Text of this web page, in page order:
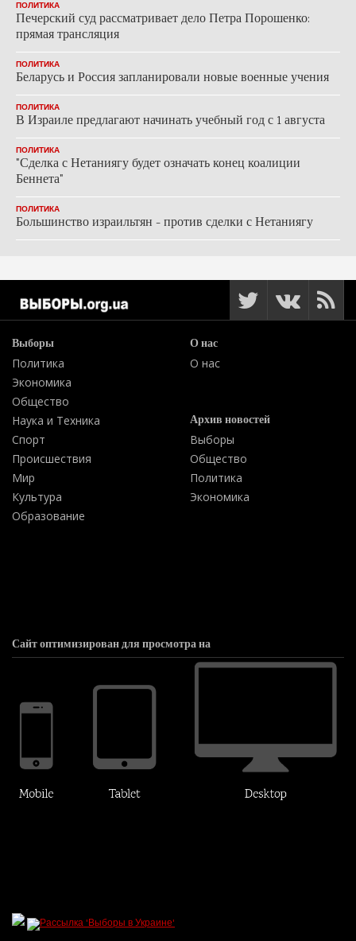
ПОЛИТИКА
Печерский суд рассматривает дело Петра Порошенко:
прямая трансляция
ПОЛИТИКА
Беларусь и Россия запланировали новые военные учения
ПОЛИТИКА
В Израиле предлагают начинать учебный год с 1 августа
ПОЛИТИКА
"Сделка с Нетаниягу будет означать конец коалиции
Беннета"
ПОЛИТИКА
Большинство израильтян - против сделки с Нетаниягу
Выборы
Политика
Экономика
Общество
Наука и Техника
Спорт
Происшествия
Мир
Культура
Образование
О нас
О нас
Архив новостей
Выборы
Общество
Политика
Экономика
Сайт оптимизирован для просмотра на